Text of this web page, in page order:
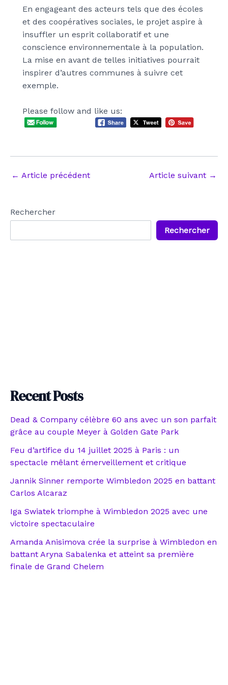
En engageant des acteurs tels que des écoles
et des coopératives sociales, le projet aspire à
insuffler un esprit collaboratif et une
conscience environnementale à la population.
La mise en avant de telles initiatives pourrait
inspirer d’autres communes à suivre cet
exemple.
Please follow and like us:
Navigation
← Article précédent Article suivant →
Rechercher
Rechercher
Recent Posts
Dead & Company célèbre 60 ans avec un son parfait
grâce au couple Meyer à Golden Gate Park
Feu d’artifice du 14 juillet 2025 à Paris : un
spectacle mêlant émerveillement et critique
Jannik Sinner remporte Wimbledon 2025 en battant
Carlos Alcaraz
Iga Swiatek triomphe à Wimbledon 2025 avec une
victoire spectaculaire
Amanda Anisimova crée la surprise à Wimbledon en
battant Aryna Sabalenka et atteint sa première
finale de Grand Chelem